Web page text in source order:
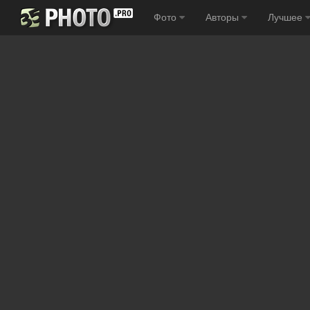
Фото Авторы Лучшее